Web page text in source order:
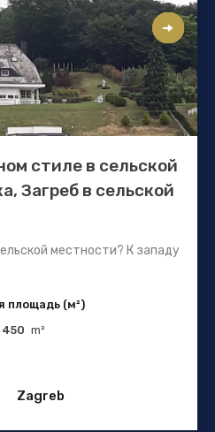
стиле в сельской
Загреб в сельской
местности? К западу
площадь (м²)
450 m²
Zagreb